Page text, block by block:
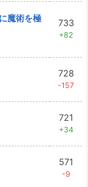
魔術を極
733
+82
728
-157
721
+34
571
-9